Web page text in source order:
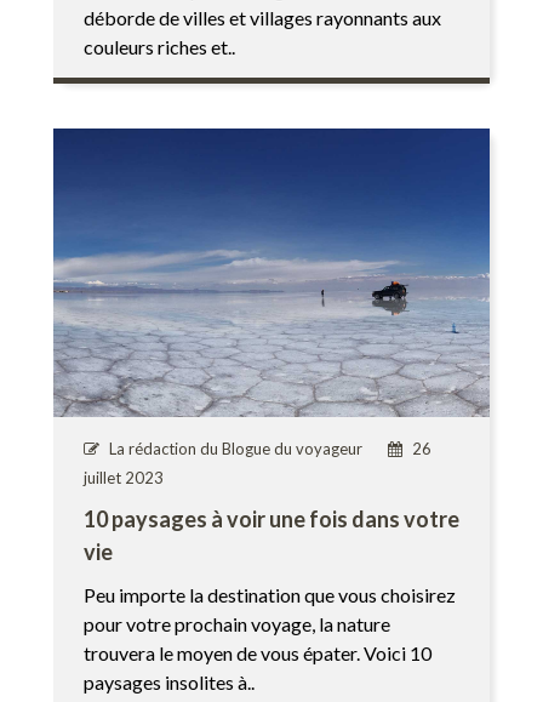
déborde de villes et villages rayonnants aux
couleurs riches et..
La rédaction du Blogue du voyageur
26
juillet 2023
10 paysages à voir une fois dans votre
vie
Peu importe la destination que vous choisirez
pour votre prochain voyage, la nature
trouvera le moyen de vous épater. Voici 10
paysages insolites à..